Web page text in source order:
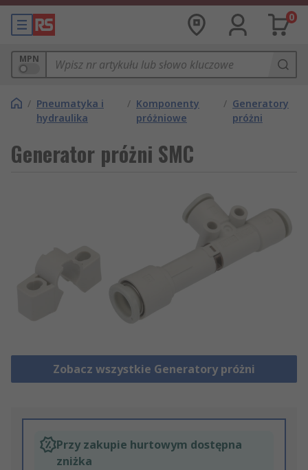
0
MPN
/ Pneumatyka i
hydraulika
/ Komponenty
próżniowe
/ Generatory
próżni
Generator próżni SMC
Zobacz wszystkie Generatory próżni
Przy zakupie hurtowym dostępna
zniżka